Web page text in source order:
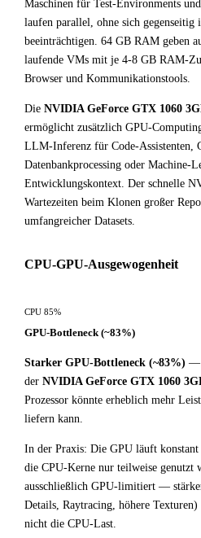
Maschinen für Test-Environments
laufen parallel, ohne sich gegenseitig
beeinträchtigen. 64 GB RAM geben
laufende VMs mit je 4-8 GB RAM-
Browser und Kommunikationstools.
Die NVIDIA GeForce GTX 1060
ermöglicht zusätzlich GPU-
LLM-Inferenz für Code-Assistenten,
Datenbankprocessing oder Machine-
Entwicklungskontext. Der schnelle
Wartezeiten beim Klonen großer
umfangreicher Datasets.
CPU-GPU-Ausgewogenheit
CPU 85%
GPU-Bottleneck (~83%)
Starker GPU-Bottleneck (~83%) —
der NVIDIA GeForce GTX 1060
Prozessor könnte erheblich mehr
liefern kann.
In der Praxis: Die GPU läuft
die CPU-Kerne nur teilweise genutzt
ausschließlich GPU-limitiert —
Details, Raytracing, höhere
nicht die CPU-Last.